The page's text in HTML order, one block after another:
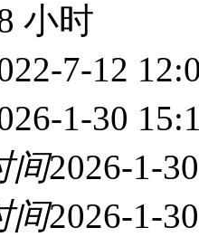
小时
7-12
1-30
间2026-1-
间2026-1-